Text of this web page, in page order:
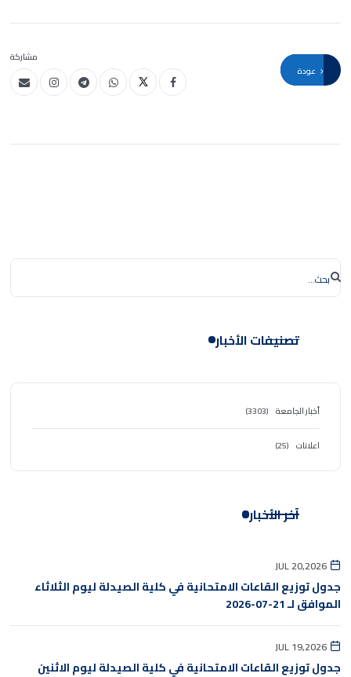
مشاركة
تصنيفات الأخبار
أخبار الجامعة (3303)
اعلانات (25)
آخر الأخبار
JUL 20,2026
جدول توزيع القاعات الامتحانية في كلية الصيدلة ليوم الثلاثاء
الموافق لـ 21-07-2026
JUL 19,2026
جدول توزيع القاعات الامتحانية في كلية الصيدلة ليوم الاثنين